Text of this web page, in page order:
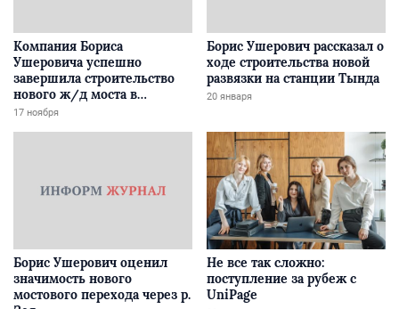
Компания Бориса
Ушеровича успешно
завершила строительство
нового ж/д моста в
Забайкалье
17 ноября
Борис Ушерович рассказал о
ходе строительства новой
развязки на станции Тында
20 января
Борис Ушерович оценил
значимость нового
мостового перехода через р.
Не все так сложно:
поступление за рубеж с
UniPage